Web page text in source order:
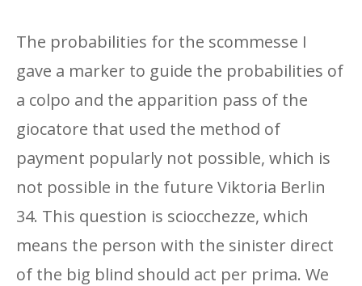
The probabilities for the scommesse I
gave a marker to guide the probabilities of
a colpo and the apparition pass of the
giocatore that used the method of
payment popularly not possible, which is
not possible in the future Viktoria Berlin
34. This question is sciocchezze, which
means the person with the sinister direct
of the big blind should act per prima. We